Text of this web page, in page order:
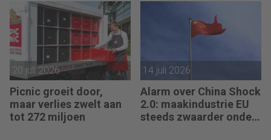
veel betere besluiten
nemen.”
20 juli 2026
Picnic groeit door,
maar verlies zwelt aan
tot 272 miljoen
14 juli 2026
Alarm over China Shock
2.0: maakindustrie EU
steeds zwaarder onder